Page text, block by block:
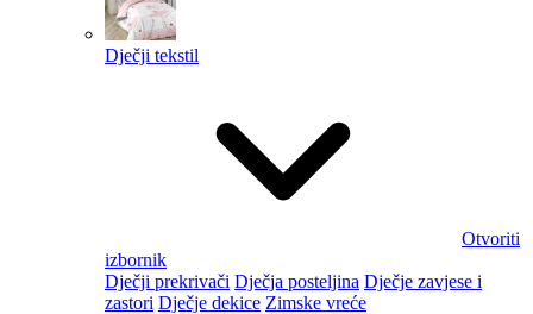
Dječji tekstil
Otvoriti
izbornik
Dječji prekrivači Dječja posteljina Dječje zavjese i
zastori Dječje dekice Zimske vreće